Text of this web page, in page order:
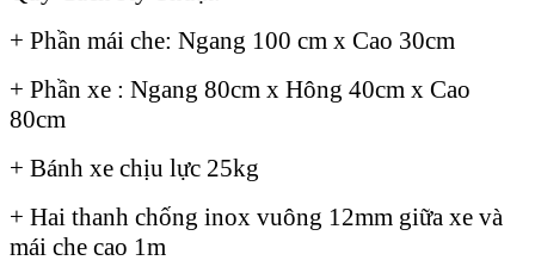
+ Phần mái che: Ngang 100 cm x Cao 30cm
+ Phần xe : Ngang 80cm x Hông 40cm x Cao
80cm
+ Bánh xe chịu lực 25kg
+ Hai thanh chống inox vuông 12mm giữa xe và
mái che cao 1m